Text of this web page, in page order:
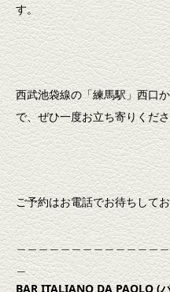
す。
西武池袋線の「練馬駅」西口
で、ぜひ一度お立ち寄りくだ
ご予約はお電話でお待ちして
＿＿＿＿＿＿＿＿＿＿＿＿＿
＿
BAR ITALIANO DA PAOLO (